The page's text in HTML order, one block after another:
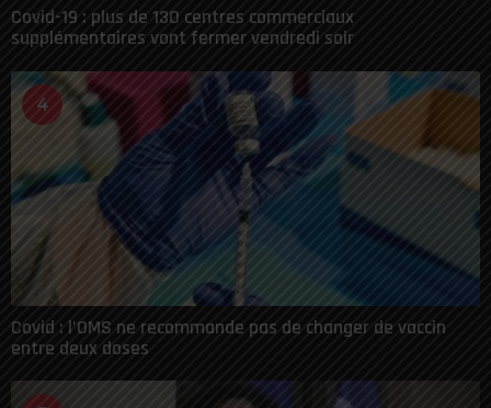
Covid-19 : plus de 130 centres commerciaux
supplémentaires vont fermer vendredi soir
4
Covid : l’OMS ne recommande pas de changer de vaccin
entre deux doses